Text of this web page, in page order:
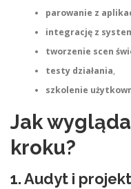
parowanie z
integrację z
tworzenie scen
testy działania,
szkolenie
Jak
kroku?
1. Audyt i projekt